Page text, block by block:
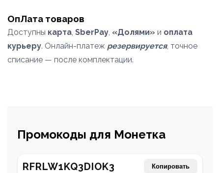
ОпЛата товаров
Доступны карта, SberPay, «Долями» и оплата
курьеру. Онлайн-платеж резервируется, точное
списание — после комплектации.
Промокоды для Монетка
RFRLW1KQ3DIOK3 Копировать